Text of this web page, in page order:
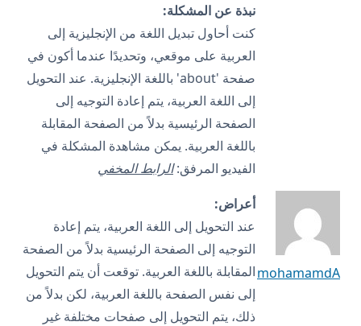
mohamamdA
نبذة عن المشكلة:
كنت أحاول تبديل اللغة من الإنجليزية إلى
العربية على موقعي، وتحديدًا عندما أكون في
صفحة 'about' باللغة الإنجليزية. عند التحويل
إلى اللغة العربية، يتم إعادة التوجيه إلى
الصفحة الرئيسية بدلاً من الصفحة المقابلة
باللغة العربية. يمكن مشاهدة المشكلة في
الفيديو المرفق:الرابط المخفي
أعراض:
عند التحويل إلى اللغة العربية، يتم إعادة
التوجيه إلى الصفحة الرئيسية بدلاً من الصفحة
المقابلة باللغة العربية. توقعت أن يتم التحويل
إلى نفس الصفحة باللغة العربية، لكن بدلاً من
ذلك، يتم التحويل إلى صفحات مختلفة غير